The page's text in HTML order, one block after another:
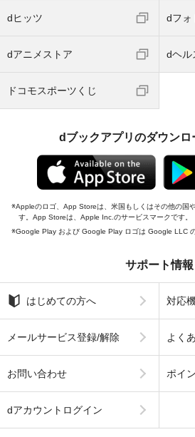
dヒッツ dフォ
dアニメストア dヘル
ドコモスポーツくじ
dブックアプリのダウンロ
Appleのロゴ、App Storeは、米国もしくはその他の国
す。App Storeは、Apple Inc.のサービスマークです。
Google Play および Google Play ロゴは Google LLC の
サポート情報
はじめての方へ 対応
メールサービス登録/解除 よく
お問い合わせ ポイ
dアカウントログイン